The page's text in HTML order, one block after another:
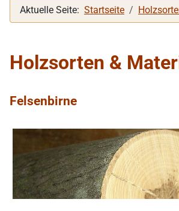
Aktuelle Seite: Startseite
Holzsorten &
Felsenbirne